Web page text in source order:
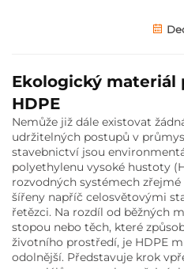
Ekologický materiál
HDPE
Nemůže již dále existovat
udržitelných postupů v
stavebnictví jsou
polyethylenu vysoké hustoty
rozvodných systémech
šířeny napříč celosvětovými
řetězci. Na rozdíl od běžných
stopou nebo těch, které
životního prostředí, je HDPE
odolnější. Představuje krok